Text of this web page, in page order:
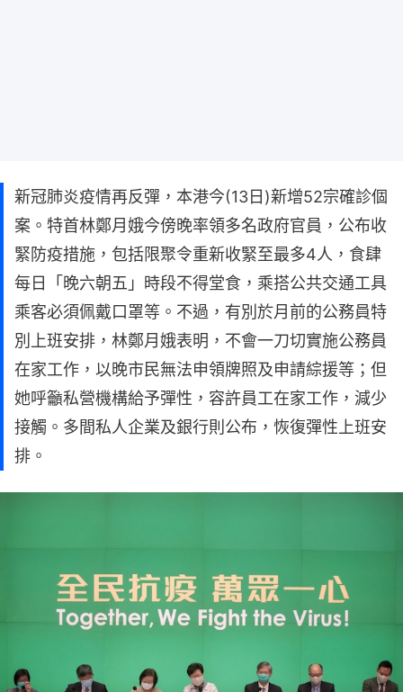
新冠肺炎疫情再反彈，本港今(13日)新增52宗確診個
案。特首林鄭月娥今傍晚率領多名政府官員，公布收
緊防疫措施，包括限聚令重新收緊至最多4人，食肆
每日「晚六朝五」時段不得堂食，乘搭公共交通工具
乘客必須佩戴口罩等。不過，有別於月前的公務員特
別上班安排，林鄭月娥表明，不會一刀切實施公務員
在家工作，以晚市民無法申領牌照及申請綜援等；但
她呼籲私營機構給予彈性，容許員工在家工作，減少
接觸。多間私人企業及銀行則公布，恢復彈性上班安
排。